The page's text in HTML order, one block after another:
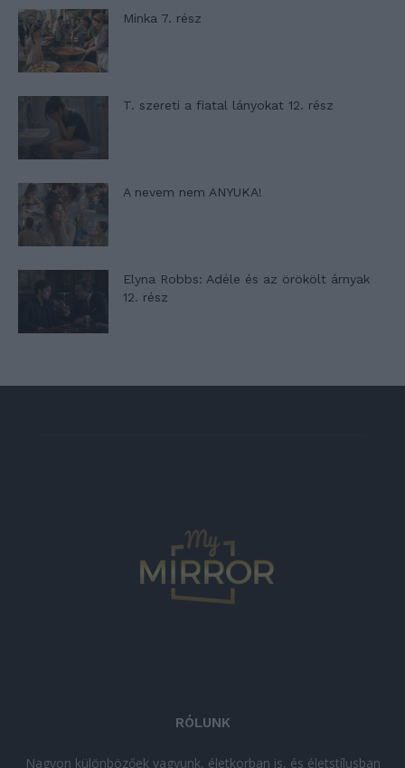
Minka 7. rész
T. szereti a fiatal lányokat 12. rész
A nevem nem ANYUKA!
Elyna Robbs: Adéle és az örökölt árnyak
12. rész
RÓLUNK
Nagyon különbözőek vagyunk, életkorban is, és életstílusban